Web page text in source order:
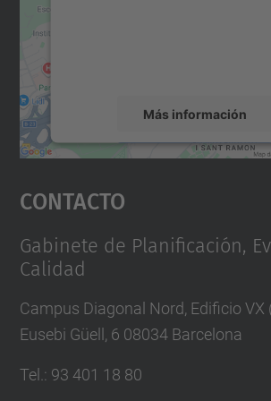
Más información
Aceptar
powered by
Contacto
Gabinete de Planificación,
Calidad
Campus Diagonal Nord, Edificio VX
Eusebi Güell, 6 08034 Barcelona
Tel. : 93 401 18 80